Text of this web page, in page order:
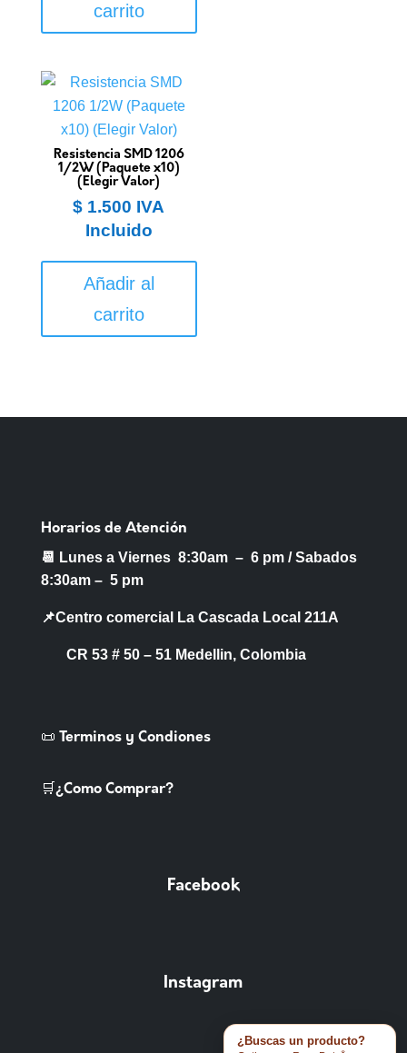
carrito
Resistencia SMD 1206
1/2W (Paquete x10)
(Elegir Valor)
$ 1.500 IVA
Incluido
Añadir al
carrito
Horarios de Atención
📆 Lunes a Viernes 8:30am – 6 pm /Sabados
8:30am – 5 pm
📌Centro comercial La Cascada Local 211A
CR 53 # 50 – 51 Medellin, Colombia
📜 Terminos y Condiones
🛒¿Como Comprar?
Facebook
Instagram
¿Buscas un producto?